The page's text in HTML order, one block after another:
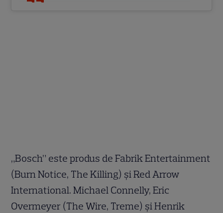
„Bosch” este produs de Fabrik Entertainment
(Burn Notice, The Killing) și Red Arrow
International. Michael Connelly, Eric
Overmeyer (The Wire, Treme) și Henrik